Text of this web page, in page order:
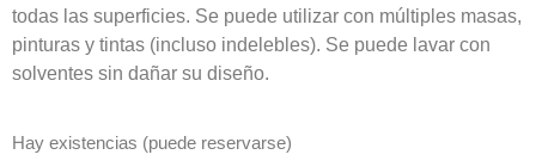
todas las superficies. Se puede utilizar con múltiples masas,
pinturas y tintas (incluso indelebles). Se puede lavar con
solventes sin dañar su diseño.
Hay existencias (puede reservarse)